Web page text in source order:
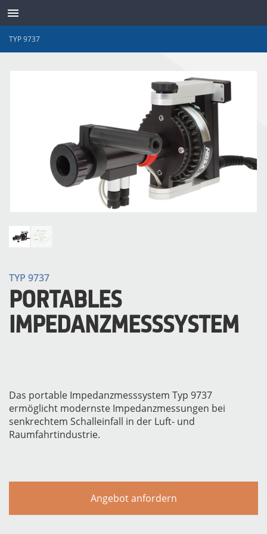
MESSGERÄTE
TYP 9737
TYP 9737
PORTABLES
IMPEDANZMESSSYSTEM
Das portable Impedanzmesssystem Typ 9737
ermöglicht modernste Impedanzmessungen bei
senkrechtem Schalleinfall in der Luft- und
Raumfahrtindustrie.
Angebot anfordern